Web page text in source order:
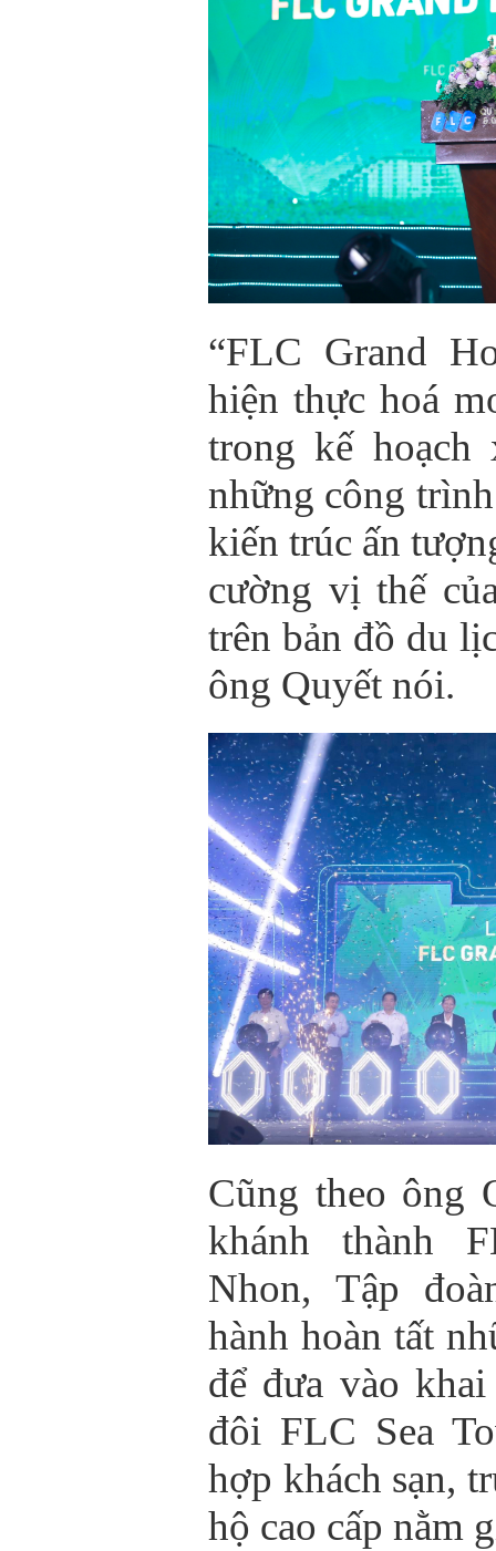
“FLC Grand
hiện thực hoá
trong kế hoạch
những công
kiến trúc ấn
cường vị thế
trên bản đồ du
ông Quyết nói.
Cũng theo ông
khánh thành
Nhon, Tập
hành hoàn tất
để đưa vào
đôi FLC Sea
hợp khách sạn,
hộ cao cấp nằm